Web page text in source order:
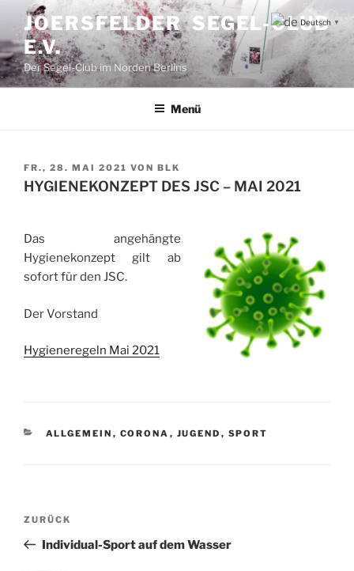
Inhalt
springen
JOERSFELDER SEGEL-CLUB
E.V.
Der Segel-Club im Norden Berlins
Menü
VERÖFFENTLICHT
AM
FR., 28. MAI 2021 VON BLK
HYGIENEKONZEPT DES JSC – MAI 2021
Das angehängte
Hygienekonzept gilt ab
sofort für den JSC.
Der Vorstand
Hygieneregeln Mai 2021
KATEGORIEN
ALLGEMEIN , CORONA , JUGEND , SPORT
Beitragsnavigation
Vorheriger
Beitrag
ZURÜCK
Individual-Sport auf dem Wasser
Deutsch ▼